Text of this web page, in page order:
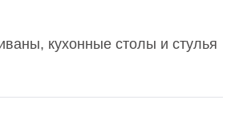
кухонные столы и стулья